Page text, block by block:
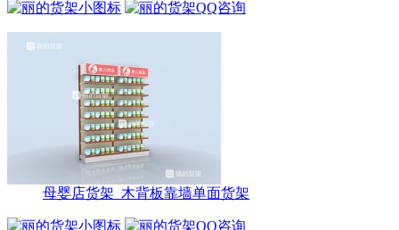
母婴店货架_木背板靠墙单面货架